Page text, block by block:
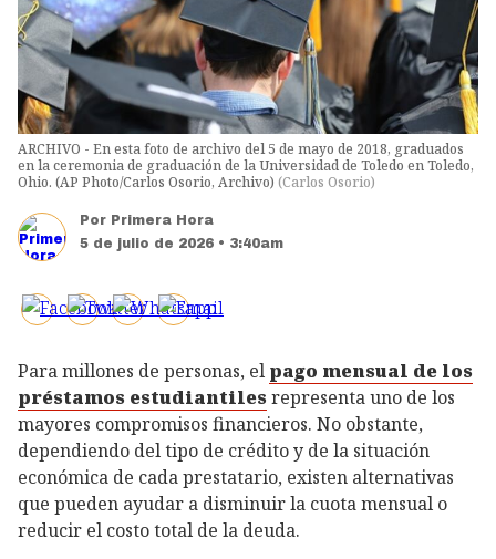
ARCHIVO - En esta foto de archivo del 5 de mayo de 2018, graduados
en la ceremonia de graduación de la Universidad de Toledo en Toledo,
Ohio. (AP Photo/Carlos Osorio, Archivo) (Carlos Osorio)
Por Primera Hora
5 de julio de 2026 • 3:40am
Para millones de personas, el pago mensual de los
préstamos estudiantiles representa uno de los
mayores compromisos financieros. No obstante,
dependiendo del tipo de crédito y de la situación
económica de cada prestatario, existen alternativas
que pueden ayudar a disminuir la cuota mensual o
reducir el costo total de la deuda.